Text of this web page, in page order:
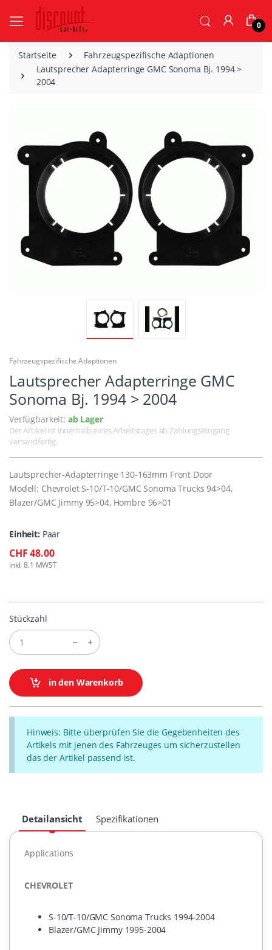
0
Startseite
Fahrzeugspezifische Adaptionen
Lautsprecher Adapterringe GMC Sonoma Bj. 1994 >
2004
Fahrzeugspezifische Adaptionen
Lautsprecher Adapterringe GMC
Sonoma Bj. 1994 > 2004
Verfügbarkeit: ab Lager
Der Artikel ist innerhalb eines Arbeitstages ab Zahlungseingang
versandfertig.
Lautsprecher-Adapterringe 130-163mm Front Door
Modell: Chevrolet S-10/T-10/GMC Sonoma Trucks 94>04,
Blazer/GMC Jimmy 95>04, Hombre 96>01
Einheit: Paar
CHF 48.00
inkl. 8.1 MWST
Stückzahl
in den Warenkorb
Hinweis: Bitte überprüfen Sie die Gegebenheiten des
Artikels mit jenen des Fahrzeuges um sicherzustellen
das der Artikel passend ist.
Detailansicht Spezifikationen
Applications
CHEVROLET
S-10/T-10/GMC Sonoma Trucks 1994-2004
Blazer/GMCJimmy 1995-2004